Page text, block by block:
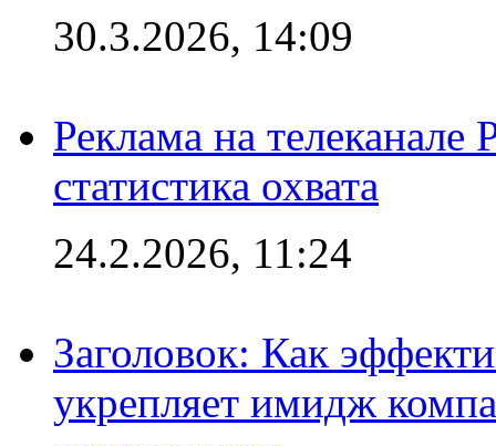
30.3.2026, 14:09
Реклама на
статистика охвата
24.2.2026, 11:24
Заголовок: Как
укрепляет имидж